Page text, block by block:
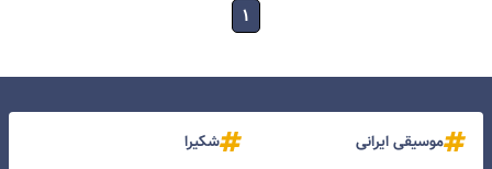
۱
موسیقی ایرانی
شکیرا